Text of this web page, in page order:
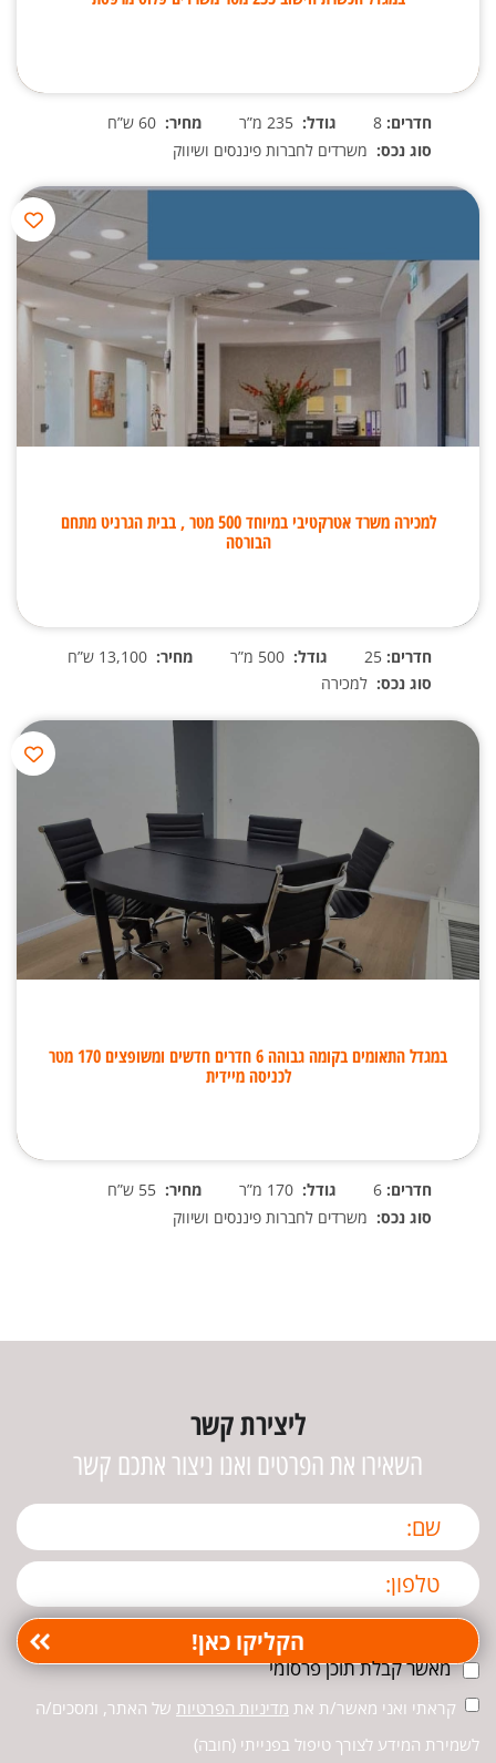
חדרים: גודל: מחיר:
סוג נכס: משרדים לחברות פיננסים ושיווק
למכירה משרד אטרקטיבי במיוחד 500 מטר , בבית הגרניט מתחם
הבורסה
חדרים: גודל: מחיר:
סוג נכס: למכירה
במגדל התאומים בקומה גבוהה 6 חדרים חדשים ומשופצים 170 מטר
לכניסה מיידית
חדרים: גודל: מחיר:
סוג נכס: משרדים לחברות פיננסים ושיווק
ליצירת קשר
השאירו את הפרטים ואנו ניצור אתכם קשר
מאשר קבלת תוכן פרסומי
קראתי ואני מאשר/ת את מדיניות הפרטיות של האתר, ומסכים/ה
לשמירת המידע לצורך טיפול בפנייתי (חובה)